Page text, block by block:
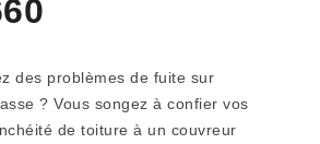
des problèmes de fuite sur
? Vous songez à confier vos
de toiture à un couvreur